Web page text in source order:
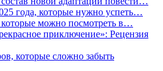
года, которые нужно успеть…
которые можно посмотреть в…
приключение»: Рецензия
которые сложно забыть